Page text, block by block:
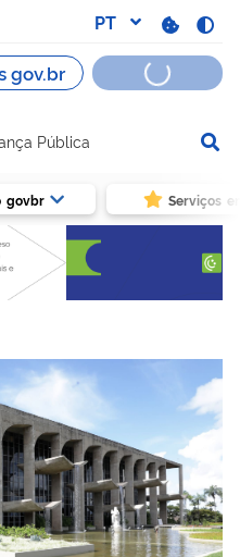
Pública
govbr Serviços